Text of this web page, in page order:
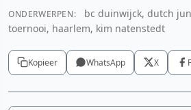
ONDERWERPEN:
bc duinwijck, dutch
toernooi, haarlem, kim natenstedt
Kopieer WhatsApp X